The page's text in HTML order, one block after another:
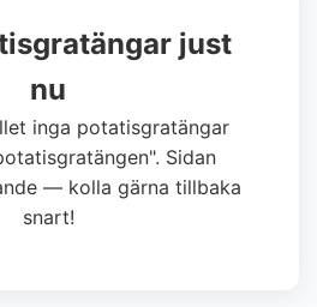
just
nu
inga potatisgratängar
Sidan
— kolla gärna tillbaka
snart!